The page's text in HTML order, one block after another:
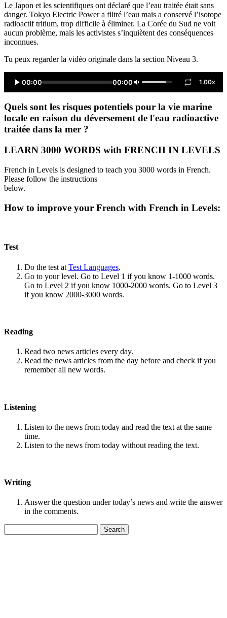
Le Japon et les scientifiques ont déclaré que l’eau traitée était sans
danger. Tokyo Electric Power a filtré l’eau mais a conservé l’isotope
radioactif tritium, trop difficile à éliminer. La Corée du Sud ne voit
aucun problème, mais les activistes s’inquiètent des conséquences
inconnues.
Tu peux regarder la vidéo originale dans la section Niveau 3.
00:00 00:00 1.00x
Quels sont les risques potentiels pour la vie marine
locale en raison du déversement de l'eau radioactive
traitée dans la mer ?
LEARN 3000 WORDS with FRENCH IN LEVELS
French in Levels is designed to teach you 3000 words in French.
Please follow the instructions
below.
How to improve your French with French in Levels:
Test
Do the test at Test Languages.
Go to your level. Go to Level 1 if you know 1-1000 words.
Go to Level 2 if you know 1000-2000 words. Go to Level 3
if you know 2000-3000 words.
Reading
Read two news articles every day.
Read the news articles from the day before and check if you
remember all new words.
Listening
Listen to the news from today and read the text at the same
time.
Listen to the news from today without reading the text.
Writing
Answer the question under today’s news and write the answer
in the comments.
for: